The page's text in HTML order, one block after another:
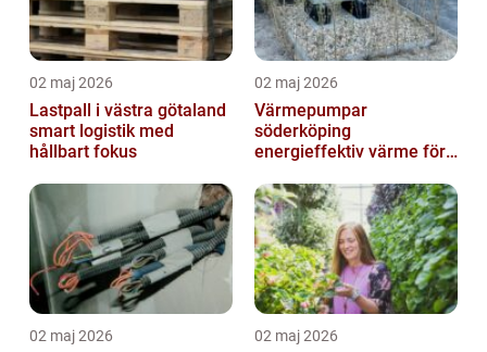
02 maj 2026
Lastpall i västra götaland
smart logistik med
hållbart fokus
02 maj 2026
Värmepumpar
söderköping
energieffektiv värme för
02 maj 2026 02 maj 2026